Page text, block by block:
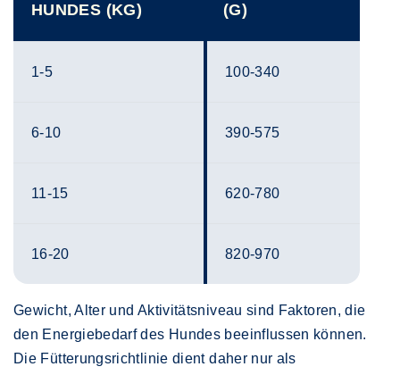
HUNDES (KG)
(G)
1-5 100-340
6-10 390-575
11-15 620-780
16-20 820-970
Gewicht, Alter und Aktivitätsniveau sind Faktoren, die
den Energiebedarf des Hundes beeinflussen können.
Die Fütterungsrichtlinie dient daher nur als